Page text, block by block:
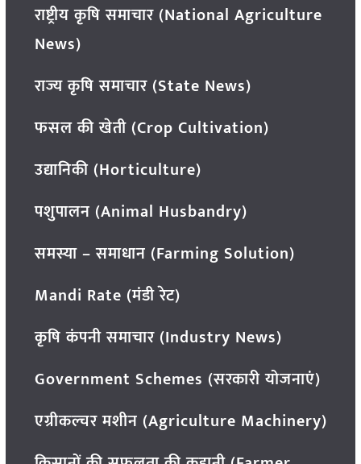
राष्ट्रीय कृषि समाचार (National Agriculture
News)
राज्य कृषि समाचार (State News)
फसल की खेती (Crop Cultivation)
उद्यानिकी (Horticulture)
पशुपालन (Animal Husbandry)
समस्या – समाधान (Farming Solution)
Mandi Rate (मंडी रेट)
कृषि कंपनी समाचार (Industry News)
Government Schemes (सरकारी योजनाएं)
एग्रीकल्चर मशीन (Agriculture Machinery)